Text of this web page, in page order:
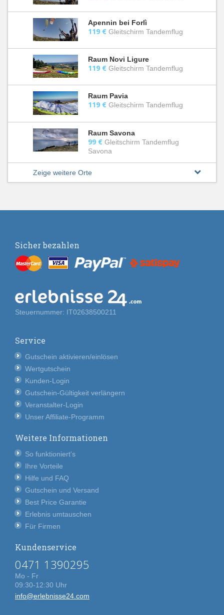
Apennin bei Forlì
119 € Gleitschirm Tandemflug
Raum Novi Ligure
119 € Gleitschirm Tandemflug
Raum Pavia
119 € Gleitschirm Tandemflug
Raum Savona
99 € Gleitschirm Tandemflug
Savona
Zeige weitere Orte
Sicher bezahlen
Steuernummer: IT02638500211
Service
Gutschein aktivieren/einlösen
Wertgutschein
Kunden-Login
Gutschein-Gültigkeit verlängern
Veranstalter-Login
Unser Affiliate-Programm
Weitere Informationen
So funktioniert's
Ihre Vorteile
Hilfe und FAQ
Gutschein und Versand
Best Price Garantie
Erlebnis umtauschen
Für Firmen
Kundenservice
0471 1390295
Mo - Fr
09:30-12:30 Uhr
info@erlebnisse24.com